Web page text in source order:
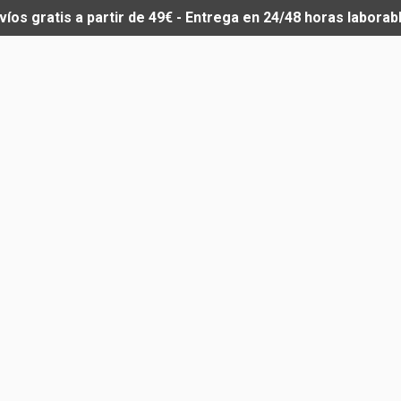
gratis a partir de 49€ - Entrega en 24/48 horas